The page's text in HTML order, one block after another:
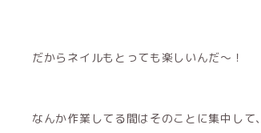
だからネイルもとっても楽しいんだ〜！
なんか作業してる間はそのことに集中して、